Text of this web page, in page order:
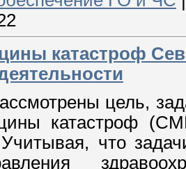
катастроф
цель,
катастроф
Учитывая, что